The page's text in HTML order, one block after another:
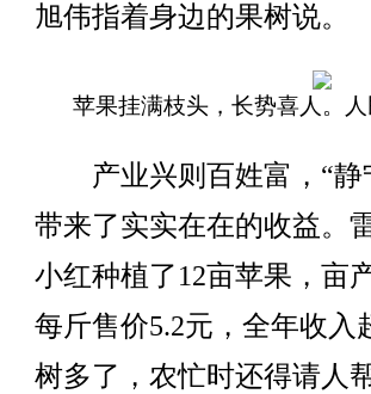
旭伟指着身边的果树说。
苹果挂满枝头，长势喜人。
产业兴则百姓富，“静
带来了实实在在的收益。
小红种植了12亩苹果，亩
每斤售价5.2元，全年收入
树多了，农忙时还得请人